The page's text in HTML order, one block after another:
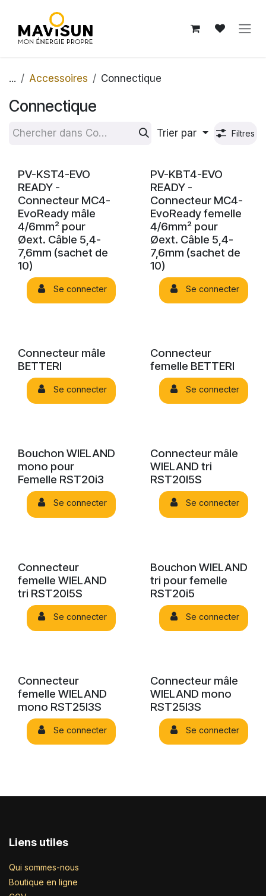
... Accessoires Connectique
Connectique
Trier par Filtres
PV-KST4-EVO
READY -
Connecteur MC4-
EvoReady mâle
4/6mm² pour
Øext. Câble 5,4-
7,6mm (sachet de
10)
Se connecter
PV-KBT4-EVO
READY -
Connecteur MC4-
EvoReady femelle
4/6mm² pour
Øext. Câble 5,4-
7,6mm (sachet de
10)
Se connecter
Connecteur mâle
BETTERI
Se connecter
Connecteur
femelle BETTERI
Se connecter
Bouchon WIELAND
mono pour
Femelle RST20i3
Se connecter
Connecteur mâle
WIELAND tri
RST20I5S
Se connecter
Connecteur
femelle WIELAND
tri RST20I5S
Se connecter
Bouchon WIELAND
tri pour femelle
RST20i5
Se connecter
Connecteur
femelle WIELAND
mono RST25I3S
Se connecter
Connecteur mâle
WIELAND mono
RST25I3S
Se connecter
Liens utiles
Qui sommes-nous
Boutique en ligne